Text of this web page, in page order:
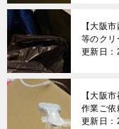
【大阪
等のクリ
更新日
【大阪
作業ご依
更新日：